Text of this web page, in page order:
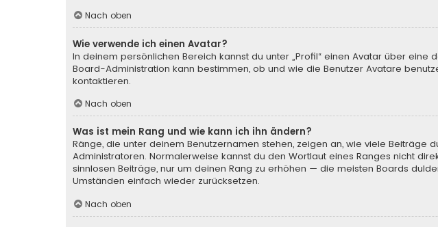
Nach oben
Wie verwende ich einen Avatar?
In deinem persönlichen Bereich kannst du unter „Profil“ einen Avatar über
Board-Administration kann bestimmen, ob und wie die Benutzer Avatare
kontaktieren.
Nach oben
Was ist mein Rang und wie kann ich ihn ändern?
Ränge, die unter deinem Benutzernamen stehen, zeigen an, wie viele
Administratoren. Normalerweise kannst du den Wortlaut eines Ranges nicht
sinnlosen Beiträge, nur um deinen Rang zu erhöhen — die meisten Boards
Umständen einfach wieder zurücksetzen.
Nach oben